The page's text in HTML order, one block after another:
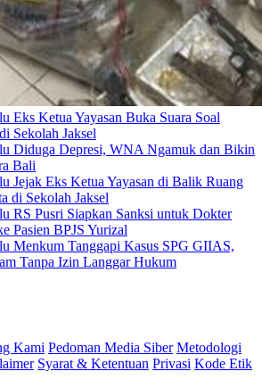
Eks Ketua Yayasan Buka Suara Soal
Sekolah Jaksel
Diduga Depresi, WNA Ngamuk dan Bikin
Bali
Jejak Eks Ketua Yayasan di Balik Ruang
di Sekolah Jaksel
RS Pusri Siapkan Sanksi untuk Dokter
Pasien BPJS Yurizal
Menkum Tanggapi Kasus SPG GIIAS,
Tanpa Izin Langgar Hukum
Kami Pedoman Media Siber Metodologi
Syarat & Ketentuan Privasi Kode Etik